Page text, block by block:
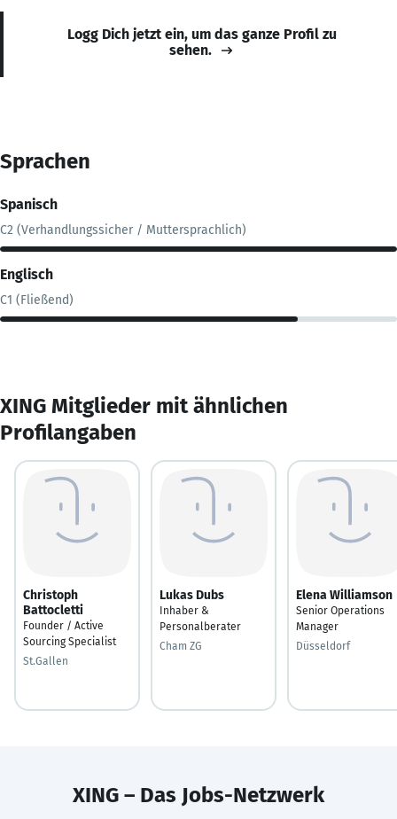
Logg Dich jetzt ein, um das ganze Profil zu
sehen.
Sprachen
Spanisch
C2 (Verhandlungssicher / Muttersprachlich)
Englisch
C1 (Fließend)
XING Mitglieder mit ähnlichen
Profilangaben
Christoph
Battocletti
Founder / Active
Sourcing Specialist
St.Gallen
Lukas Dubs
Inhaber &
Personalberater
Cham ZG
Elena Williamson
Senior Operations
Manager
Düsseldorf
XING – Das Jobs-Netzwerk